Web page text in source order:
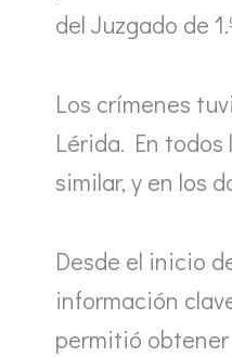
del Juzgado de
Los crímenes
Lérida. En
similar, y en los
Desde el inicio
información
permitió obtener